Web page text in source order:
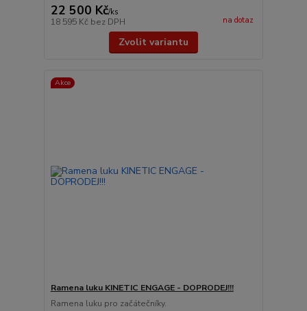
22 500 Kč/ks
18 595 Kč bez DPH na dotaz
Zvolit variantu
Akce
Ramena luku KINETIC ENGAGE - DOPRODEJ!!!
Ramena luku pro začátečníky.